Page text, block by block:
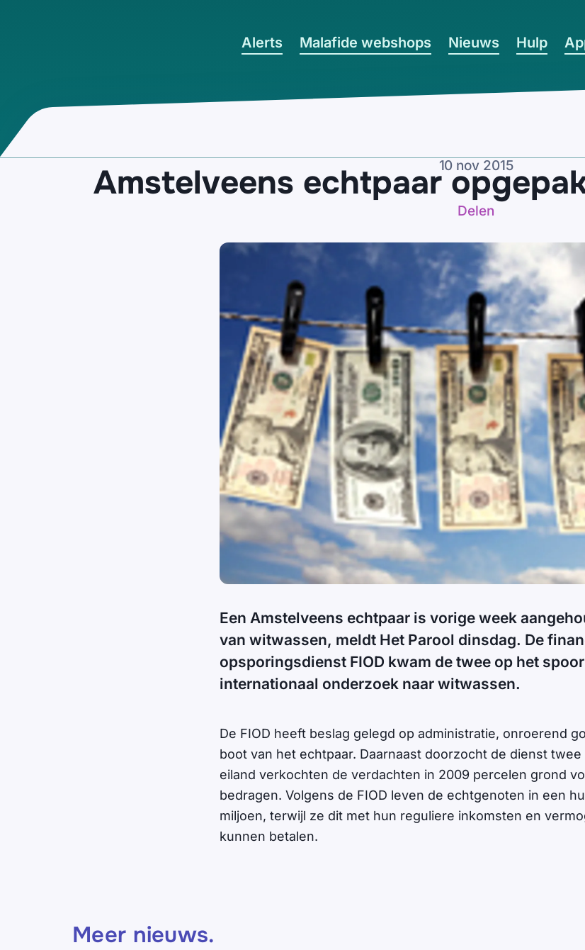
Alerts Malafide webshops Nieuws Hulp
10 nov 2015
Amstelveens echtpaar
Delen
Een Amstelveens echtpaar is vorige week
van witwassen, meldt Het Parool dinsdag. De
opsporingsdienst FIOD kwam de twee op het
internationaal onderzoek naar witwassen.
De FIOD heeft beslag gelegd op administratie, onroerend
boot van het echtpaar. Daarnaast doorzocht de dienst
eiland verkochten de verdachten in 2009 percelen grond
bedragen. Volgens de FIOD leven de echtgenoten in een
miljoen, terwijl ze dit met hun reguliere inkomsten en
kunnen betalen.
Meer nieuws.